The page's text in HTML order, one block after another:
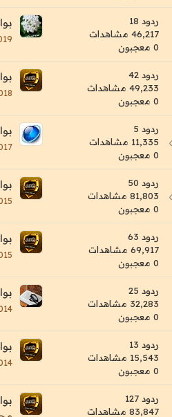
ردود 18
46,217 مشاهدات
0 معجبون
ردود 42
49,233 مشاهدات
0 معجبون
ردود 5
11,335 مشاهدات
0 معجبون
ردود 50
81,803 مشاهدات
0 معجبون
ردود 63
69,917 مشاهدات
0 معجبون
ردود 25
32,283 مشاهدات
0 معجبون
ردود 13
15,543 مشاهدات
0 معجبون
ردود 127
83,847 مشاهدات